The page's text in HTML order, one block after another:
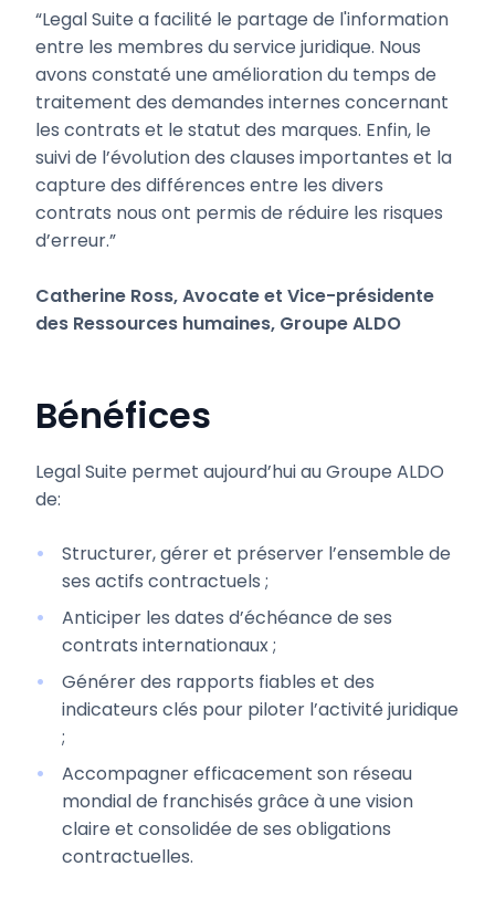
“Legal Suite a facilité le partage de l'information
entre les membres du service juridique. Nous
avons constaté une amélioration du temps de
traitement des demandes internes concernant
les contrats et le statut des marques. Enfin, le
suivi de l’évolution des clauses importantes et la
capture des différences entre les divers
contrats nous ont permis de réduire les risques
d’erreur.”
Catherine Ross, Avocate et Vice-présidente
des Ressources humaines, Groupe ALDO
Bénéfices
Legal Suite permet aujourd’hui au Groupe ALDO
de:
Structurer, gérer et préserver l’ensemble de
ses actifs contractuels ;
Anticiper les dates d’échéance de ses
contrats internationaux ;
Générer des rapports fiables et des
indicateurs clés pour piloter l’activité juridique
;
Accompagner efficacement son réseau
mondial de franchisés grâce à une vision
claire et consolidée de ses obligations
contractuelles.